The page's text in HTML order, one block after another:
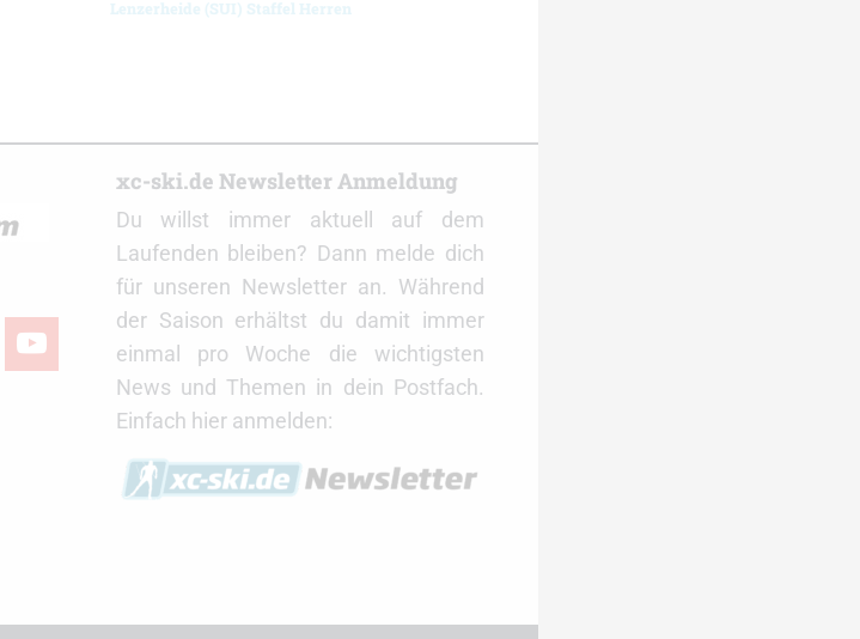
Lenzerheide (SUI) Staffel Herren
youtube
xc-ski.de Newsletter Anmeldung
Du willst immer aktuell auf dem
Laufenden bleiben? Dann melde dich
für unseren Newsletter an. Während
der Saison erhältst du damit immer
einmal pro Woche die wichtigsten
News und Themen in dein Postfach.
Einfach hier anmelden: